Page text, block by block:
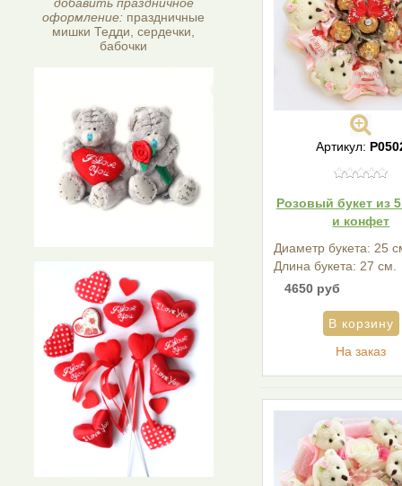
оформление: праздничные
мишки Тедди, сердечки,
бабочки
Артикул:
Розовый букет из
и конфет
Диаметр букета: 25
Длина букета: 27 см.
4650 руб
На заказ